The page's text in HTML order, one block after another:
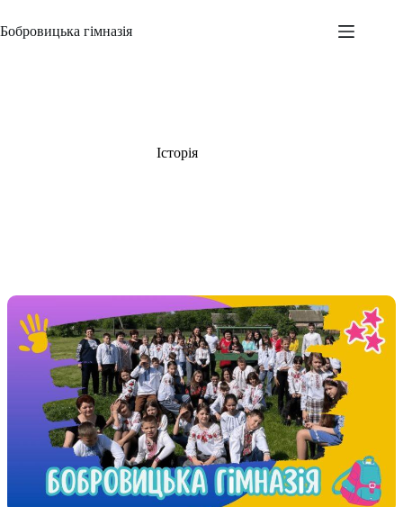
до
вмісту
Бобровицька гімназія
Історія